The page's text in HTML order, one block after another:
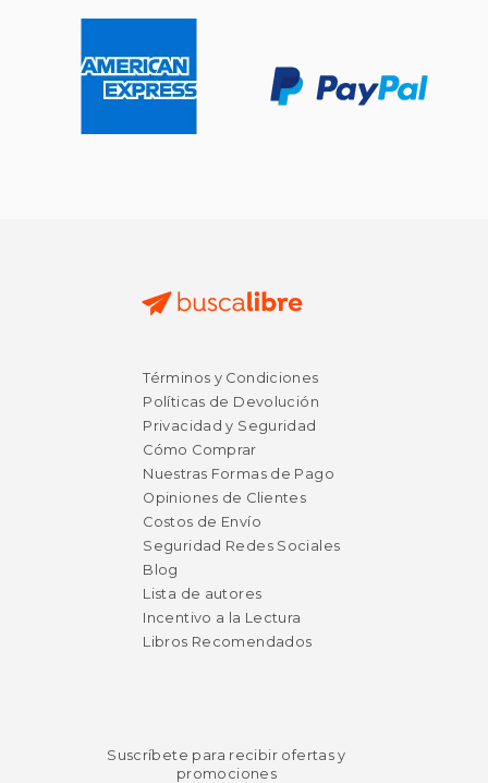
$ 25.49 dcto.
Términos y Condiciones
Políticas de Devolución
Privacidad y Seguridad
Cómo Comprar
Nuestras Formas de Pago
Opiniones de Clientes
Costos de Envío
Seguridad Redes Sociales
Blog
Lista de autores
Incentivo a la Lectura
Libros Recomendados
Suscríbete para recibir ofertas y
promociones